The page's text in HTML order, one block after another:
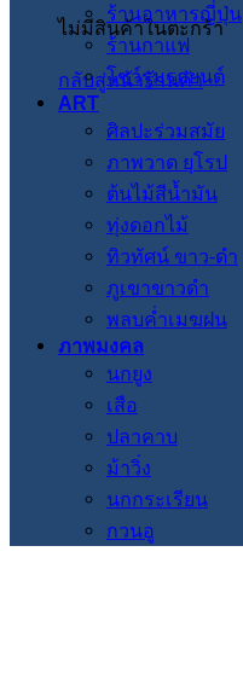
ไม่มีสินค้าในตะกร้า
กลับสู่หน้าร้านค้า
ร้านอาหารญี่ปุ่น
ร้านกาแฟ
โชว์รูมรถยนต์
ART
ศิลปะร่วมสมัย
ภาพวาด ยุโรป
ต้นไม้สีน้ำมัน
ทุ่งดอกไม้
ทิวทัศน์ ขาว-ดำ
ภูเขาขาวดำ
พลบค่ำเมฆฝน
ภาพมงคล
นกยูง
เสือ
ปลาคาบ
ม้าวิ่ง
นกกระเรียน
กวนอู